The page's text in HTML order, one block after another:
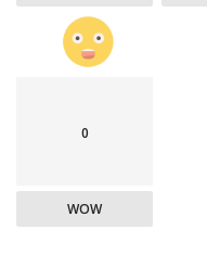
0
WOW